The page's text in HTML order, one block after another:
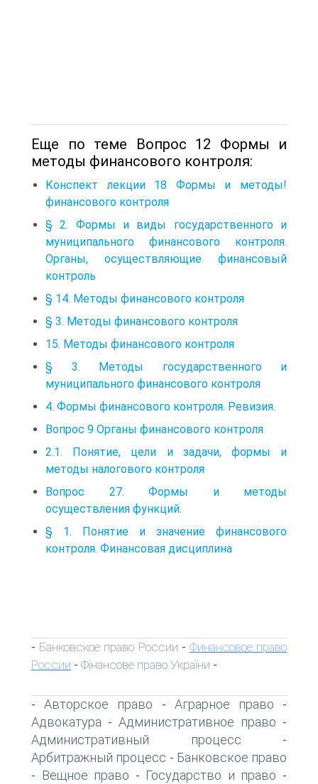
Еще по теме Вопрос 12 Формы и
методы финансового контроля:
Конспект лекции 18 Формы и методы!
финансового контроля
§ 2. Формы и виды государственного и
муниципального финансового контроля.
Органы, осуществляющие финансовый
контроль
§ 14. Методы финансового контроля
§ 3. Методы финансового контроля
15. Методы финансового контроля
§ 3. Методы государственного и
муниципального финансового контроля
4. Формы финансового контроля. Ревизия.
Вопрос 9 Органы финансового контроля
2.1. Понятие, цели и задачи, формы и
методы налогового контроля
Вопрос 27. Формы и методы
осуществления функций.
§ 1. Понятие и значение финансового
контроля. Финансовая дисциплина
- Банковское право России - Финансовое право
России - Фінансове право України -
-Авторское право - Аграрное право -
Адвокатура - Административное право -
Административный процесс -
Арбитражный процесс - Банковское право
- Вещное право - Государство и право -